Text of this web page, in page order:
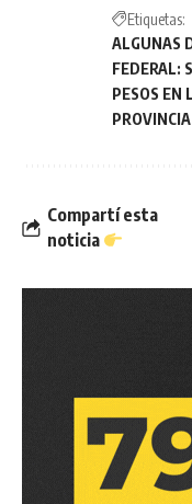
Etiquetas:
ALGUNAS
FEDERAL:
PESOS EN
PROVINCIA
Compartí esta
noticia